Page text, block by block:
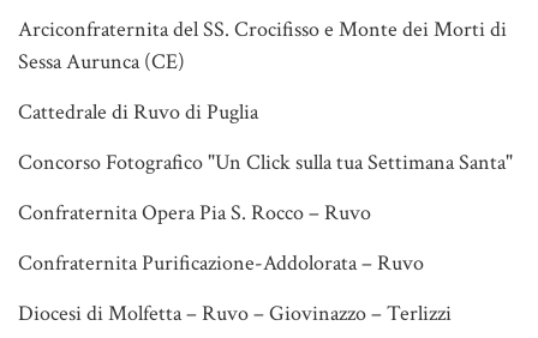
Arciconfraternita del SS. Crocifisso e Monte dei Morti di
Sessa Aurunca (CE)
Cattedrale di Ruvo di Puglia
Concorso Fotografico "Un Click sulla tua Settimana Santa"
Confraternita Opera Pia S. Rocco – Ruvo
Confraternita Purificazione-Addolorata – Ruvo
Diocesi di Molfetta – Ruvo – Giovinazzo – Terlizzi